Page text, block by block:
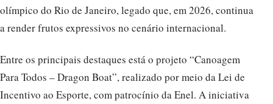
olímpico do Rio de Janeiro, legado que, em 2026, continua
a render frutos expressivos no cenário internacional.
Entre os principais destaques está o projeto “Canoagem
Para Todos – Dragon Boat”, realizado por meio da Lei de
Incentivo ao Esporte, com patrocínio da Enel. A iniciativa